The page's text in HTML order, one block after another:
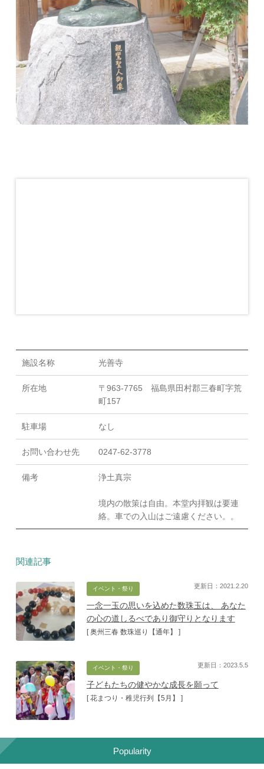
施設名称 光善寺
所在地
〒963-7765 福島県田村郡三春町字荒
町157
駐車場 なし
お問い合わせ先 0247-62-3778
備考 浄土真宗
境内の散策は自由。本堂内拝観は要連
絡。車での入山はご遠慮ください。。
関連記事
イベント・祭り
一念一玉の思いを込めた数珠玉は、 あなた
の心の道しるべであり御守りとなります
[ 奥州三春 数珠巡り【通年】 ]
更新日：2021.2.20
イベント・祭り
子どもたちの健やかな成長を願って
[ 花まつり・稚児行列【5月】 ]
更新日：2023.5.5
Popularity